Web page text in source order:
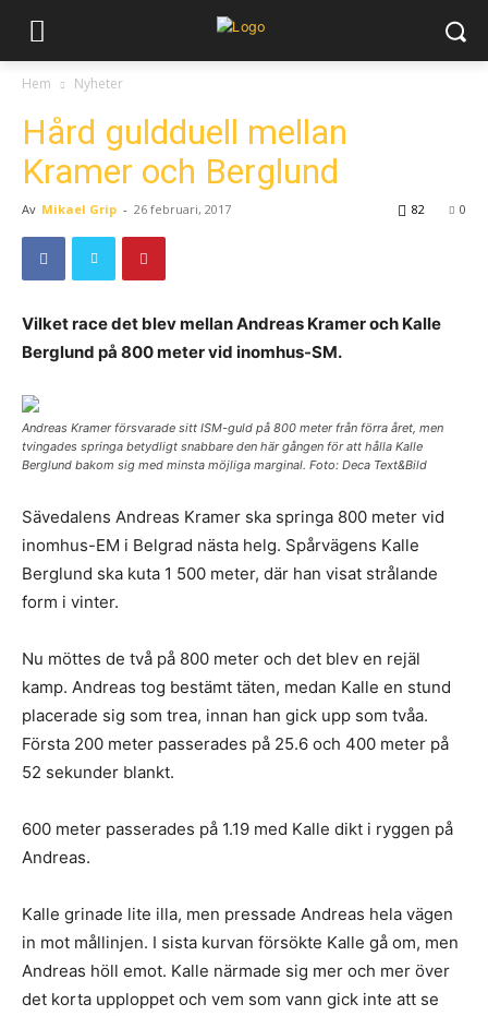
Hem Nyheter
Hård guldduell mellan
Kramer och Berglund
Av Mikael Grip - 26 februari, 2017 0
82
Vilket race det blev mellan Andreas Kramer och Kalle
Berglund på 800 meter vid inomhus-SM.
Andreas Kramer försvarade sitt ISM-guld på 800 meter från förra året, men
tvingades springa betydligt snabbare den här gången för att hålla Kalle
Berglund bakom sig med minsta möjliga marginal. Foto: Deca Text&Bild
Sävedalens Andreas Kramer ska springa 800 meter vid
inomhus-EM i Belgrad nästa helg. Spårvägens Kalle
Berglund ska kuta 1 500 meter, där han visat strålande
form i vinter.
Nu möttes de två på 800 meter och det blev en rejäl
kamp. Andreas tog bestämt täten, medan Kalle en stund
placerade sig som trea, innan han gick upp som tvåa.
Första 200 meter passerades på 25.6 och 400 meter på
52 sekunder blankt.
600 meter passerades på 1.19 med Kalle dikt i ryggen på
Andreas.
Kalle grinade lite illa, men pressade Andreas hela vägen
in mot mållinjen. I sista kurvan försökte Kalle gå om, men
Andreas höll emot. Kalle närmade sig mer och mer över
det korta upploppet och vem som vann gick inte att se